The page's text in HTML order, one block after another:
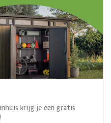
krijg je een gratis